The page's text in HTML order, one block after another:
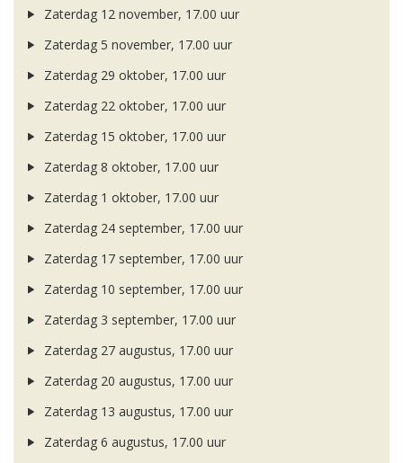
Zaterdag 12 november, 17.00 uur
Zaterdag 5 november, 17.00 uur
Zaterdag 29 oktober, 17.00 uur
Zaterdag 22 oktober, 17.00 uur
Zaterdag 15 oktober, 17.00 uur
Zaterdag 8 oktober, 17.00 uur
Zaterdag 1 oktober, 17.00 uur
Zaterdag 24 september, 17.00 uur
Zaterdag 17 september, 17.00 uur
Zaterdag 10 september, 17.00 uur
Zaterdag 3 september, 17.00 uur
Zaterdag 27 augustus, 17.00 uur
Zaterdag 20 augustus, 17.00 uur
Zaterdag 13 augustus, 17.00 uur
Zaterdag 6 augustus, 17.00 uur